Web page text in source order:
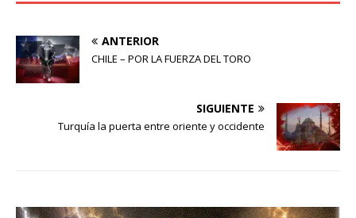
ANTERIOR
CHILE – POR LA FUERZA DEL TORO
SIGUIENTE
Turquía la puerta entre oriente y occidente